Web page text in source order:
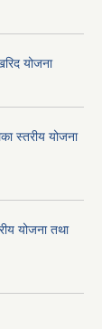
योजना
स्तरीय योजना
योजना तथा